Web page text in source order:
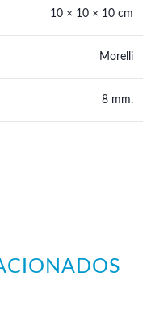
10 × 10 × 10 cm
Morelli
8 mm.